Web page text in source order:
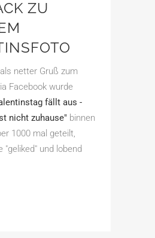
ZU
netter Gruß zum
Facebook wurde
fällt aus -
nicht zuhause" binnen
1000 mal geteilt,
"geliked" und lobend